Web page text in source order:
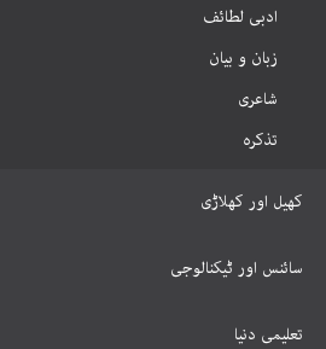
ادبی لطائف
زبان و بیان
شاعری
تذکرہ
کھیل اور کھلاڑی
سائنس اور ٹیکنالوجی
تعلیمی دنیا